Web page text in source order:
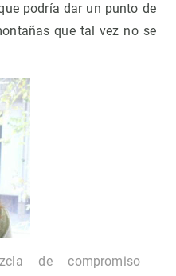
podría dar un punto de
que tal vez no se
de compromiso